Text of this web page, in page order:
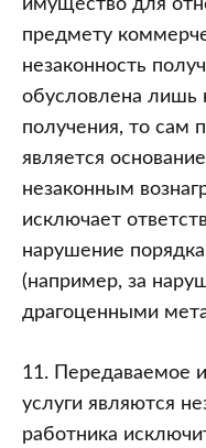
имущество для
предмету
незаконность
обусловлена лишь
получения, то сам
является
незаконным
исключает
нарушение
(например, за
драгоценными
11. Передаваемое
услуги являются
работника